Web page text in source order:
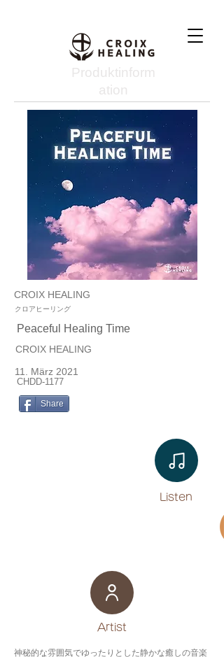
Produktinform
ation
CROIX HEALING
クロアヒーリング
Peaceful Healing Time
CROIX HEALING
11. März 2021
CHDD-1177
Share
Listen​
​Artist
神秘的な雰囲気でゆったりとした静かな癒しの音楽